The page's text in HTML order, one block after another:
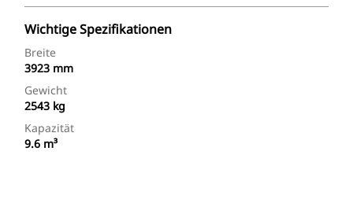
Wichtige Spezifikationen
Breite
3923 mm
Gewicht
2543 kg
Kapazität
9.6 m³